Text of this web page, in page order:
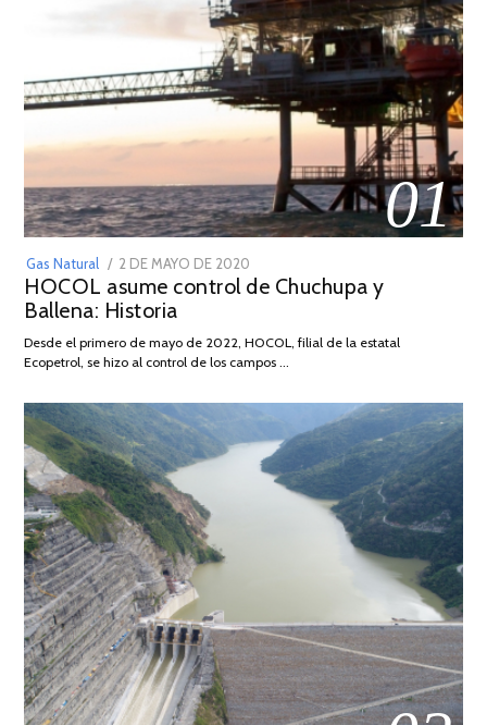
01
Gas Natural
POSTED
ON
2 DE MAYO DE 2020
DE
2026
HOCOL asume control de Chuchupa y
Ballena: Historia
Desde el primero de mayo de 2022, HOCOL, filial de la estatal
Ecopetrol, se hizo al control de los campos …